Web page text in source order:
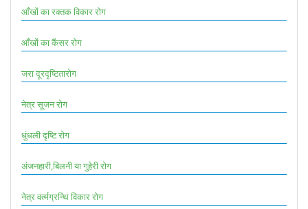
आँखों का रक्तक विकार रोग
आँखों का कैंसर रोग
जरा दूरदृष्टितारोग
नेत्र सूजन रोग
धुंधली दृष्टि रोग
अंजनहारी,बिलनी या गुहेरी रोग
नेत्र वर्त्मग्रन्थि विकार रोग